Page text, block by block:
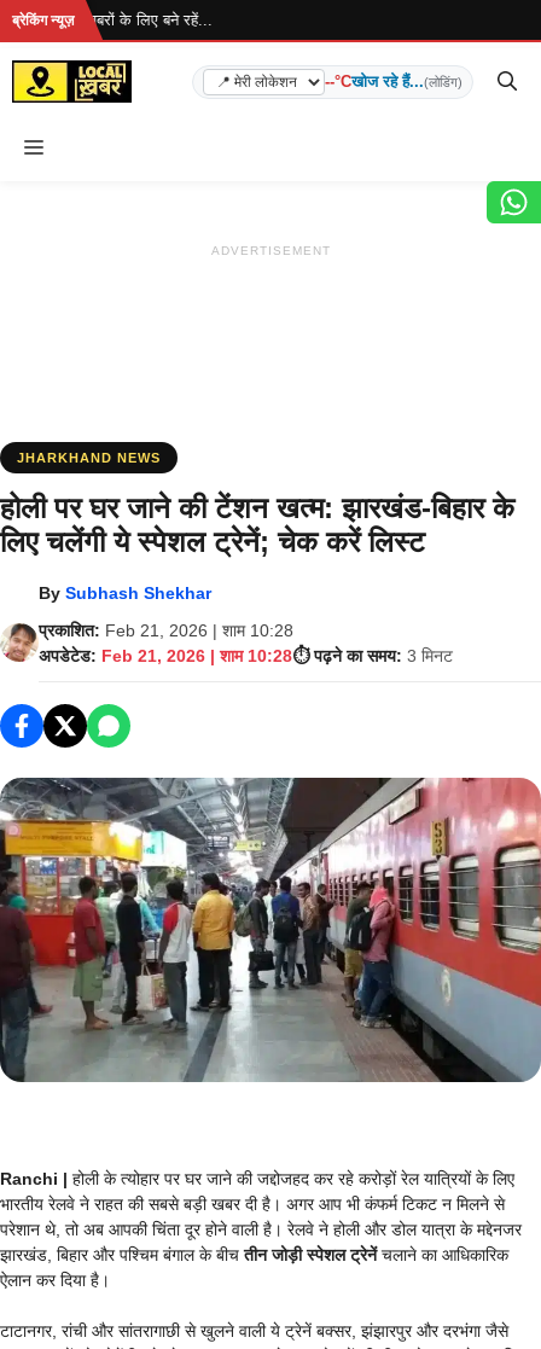
Skip
content
ब्रेकिंग न्यूज़
है... ताज़ा खबरों के लिए बने रहें...
--°Cखोज रहे हैं...(लोडिंग)
Menu
ADVERTISEMENT
JHARKHAND NEWS
होली पर घर जाने की टेंशन खत्म: झारखंड-बिहार के
लिए चलेंगी ये स्पेशल ट्रेनें; चेक करें लिस्ट
By Subhash Shekhar
प्रकाशित: Feb 21, 2026 | शाम 10:28
अपडेटेड: Feb 21, 2026 | शाम 10:28⏱️ पढ़ने का समय: 3 मिनट
Ranchi | होली के त्योहार पर घर जाने की जद्दोजहद कर रहे करोड़ों रेल यात्रियों के लिए
भारतीय रेलवे ने राहत की सबसे बड़ी खबर दी है। अगर आप भी कंफर्म टिकट न मिलने से
परेशान थे, तो अब आपकी चिंता दूर होने वाली है। रेलवे ने होली और डोल यात्रा के मद्देनजर
झारखंड, बिहार और पश्चिम बंगाल के बीचतीन जोड़ी स्पेशल ट्रेनेंचलाने का आधिकारिक
ऐलान कर दिया है।
टाटानगर, रांची और सांतरागाछी से खुलने वाली ये ट्रेनें बक्सर, झंझारपुर और दरभंगा जैसे